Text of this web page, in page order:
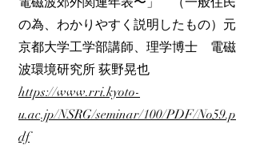
の為、わかりやすく説明したもの）元
京都大学工学部講師、理学博士 電磁
波環境研究所 荻野晃也
https://www.rri.kyoto-
u.ac.jp/NSRG/seminar/100/PDF/No59.p
df